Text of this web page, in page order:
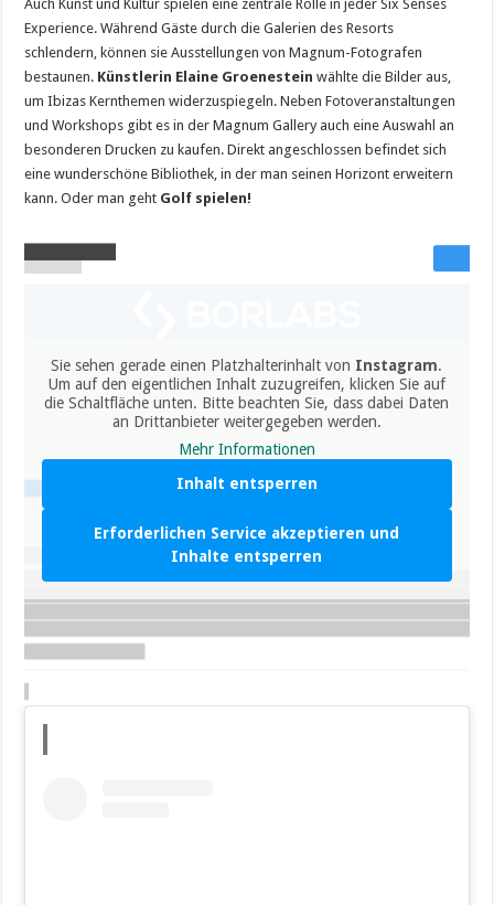
Auch Kunst und Kultur spielen eine zentrale Rolle in jeder Six Senses
Experience. Während Gäste durch die Galerien des Resorts
schlendern, können sie Ausstellungen von Magnum-Fotografen
bestaunen. Künstlerin Elaine Groenestein wählte die Bilder aus,
um Ibizas Kernthemen widerzuspiegeln. Neben Fotoveranstaltungen
und Workshops gibt es in der Magnum Gallery auch eine Auswahl an
besonderen Drucken zu kaufen. Direkt angeschlossen befindet sich
eine wunderschöne Bibliothek, in der man seinen Horizont erweitern
kann. Oder man geht Golf spielen!
Sie sehen gerade einen Platzhalterinhalt von Instagram.
Um auf den eigentlichen Inhalt zuzugreifen, klicken Sie auf
die Schaltfläche unten. Bitte beachten Sie, dass dabei Daten
an Drittanbieter weitergegeben werden.
Mehr Informationen
Inhalt entsperren
Erforderlichen Service akzeptieren und
Inhalte entsperren